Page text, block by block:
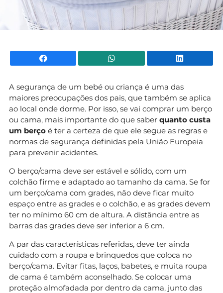
Facebook WhatsApp
A segurança de um bebé ou criança é uma das
maiores preocupações dos pais, que também se aplica
ao local onde dorme. Por isso, se vai comprar um berço
ou cama, mais importante do que saber quanto custa
um berço é ter a certeza de que ele segue as regras e
normas de segurança definidas pela União Europeia
para prevenir acidentes.
O berço/cama deve ser estável e sólido, com um
colchão firme e adaptado ao tamanho da cama. Se for
um berço/cama com grades, não deve ficar muito
espaço entre as grades e o colchão, e as grades devem
ter no mínimo 60 cm de altura. A distância entre as
barras das grades deve ser inferior a 6 cm.
A par das características referidas, deve ter ainda
cuidado com a roupa e brinquedos que coloca no
berço/cama. Evitar fitas, laços, babetes, e muita roupa
de cama é também aconselhado. Se colocar uma
proteção almofadada por dentro da cama, junto das